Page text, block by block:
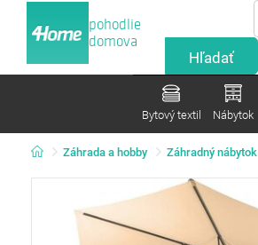
pohodlie
domova
Bytový textil Nábytok
Záhrada a hobby Záhradný nábytok